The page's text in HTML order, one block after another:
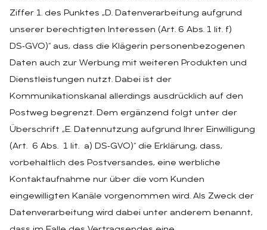
Ziffer 1. des Punktes „D. Datenverarbeitung aufgrund
unserer berechtigten Interessen (Art. 6 Abs. 1 lit. f)
DS‑GVO)“ aus, dass die Klägerin personenbezogenen
Daten auch zur Werbung mit weiteren Produkten und
Dienstleistungen nutzt. Dabei ist der
Kommunikationskanal allerdings ausdrücklich auf den
Postweg begrenzt. Dem ergänzend folgt unter der
Überschrift „E. Datennutzung aufgrund Ihrer Einwilligung
(Art. 6 Abs. 1 lit. a) DS‑GVO)“ die Erklärung, dass,
vorbehaltlich des Postversandes, eine werbliche
Kontaktaufnahme nur über die vom Kunden
eingewilligten Kanäle vorgenommen wird. Als Zweck der
Datenverarbeitung wird dabei unter anderem benannt,